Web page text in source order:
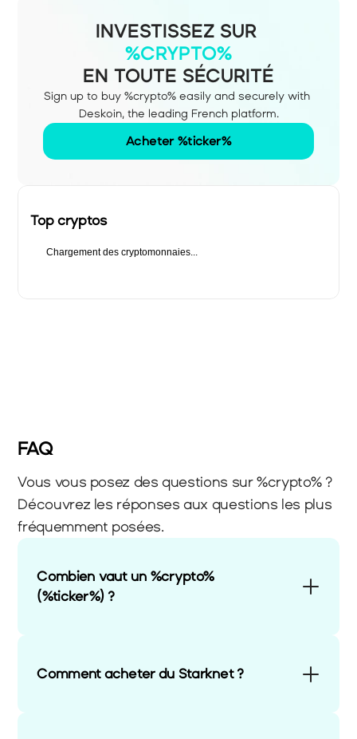
INVESTISSEZ SUR
%CRYPTO%
EN TOUTE SÉCURITÉ
Sign up to buy %crypto% easily and securely with
Deskoin, the leading French platform.
Acheter %ticker%
Top cryptos
Chargement des cryptomonnaies...
FAQ
Vous vous posez des questions sur %crypto% ?
Découvrez les réponses aux questions les plus
fréquemment posées.
Combien vaut un %crypto%
(%ticker%) ?
Comment acheter du Starknet ?